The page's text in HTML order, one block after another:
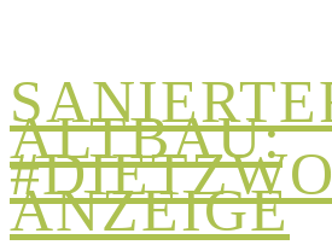
ALTBAU:
ANZEIGE